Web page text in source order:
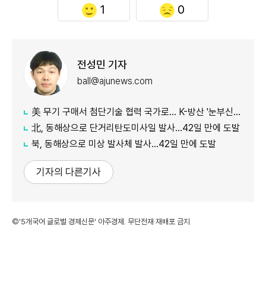
1 0
전성민 기자
ball@ajunews.com
美 무기 구매서 첨단기술 협력 국가로… K-방산 '눈부신 발전'
北, 동해상으로 단거리탄도미사일 발사…42일 만에 도발
북, 동해상으로 미상 발사체 발사…42일 만에 도발
기자의 다른기사
©'5개국어 글로벌 경제신문' 아주경제. 무단전재·재배포 금지